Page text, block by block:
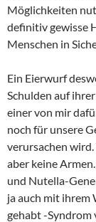
Möglichkeiten
definitiv gewisse
Menschen in
Ein Eierwurf
Schulden auf
einer von mir
noch für unsere
verursachen
aber keine
und Nutella-
ja auch mit ihrem
gehabt -Syndrom